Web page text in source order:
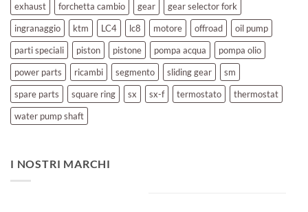
exhaust
forchetta cambio gear
gear selector fork
ingranaggio
ktm LC4 lc8 motore offroad
oil pump
parti speciali
piston pistone pompa acqua
pompa olio
power parts
ricambi segmento sliding gear
sm
spare parts
square ring sx sx-f termostato
thermostat
water pump shaft
I NOSTRI MARCHI